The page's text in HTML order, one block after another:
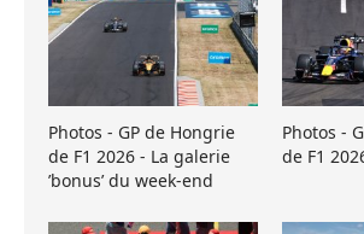
Photos - GP de Hongrie
de F1 2026 - La galerie
’bonus’ du week-end
Photos -
de F1